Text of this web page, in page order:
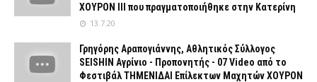
ΧΟΥΡΟΝ ΙΙΙ που πραγματοποιήθηκε στην Κατερίνη
13.7.20
Γρηγόρης Αραπογιάννης, Αθλητικός Σύλλογος
SEISHIN Αγρίνιο - Προπονητής - 07 Video από το
Φεστιβάλ ΤΗΜΕΝΙΔΑΙ Επίλεκτων Μαχητών ΧΟΥΡΟΝ